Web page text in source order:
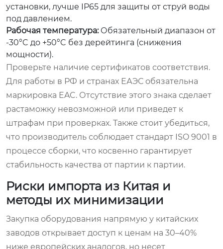
установки, лучше IP65 для защиты от струй воды
под давлением.
Рабочая температура:Обязательный диапазон от
-30°C до +50°C без дерейтинга (снижения
мощности).
Проверьте наличие сертификатов соответствия.
Для работы в РФ и странах ЕАЭС обязательна
маркировка EAC. Отсутствие этого знака сделает
растаможку невозможной или приведет к
штрафам при проверках. Также стоит убедиться,
что производитель соблюдает стандарт ISO 9001 в
процессе сборки, что косвенно гарантирует
стабильность качества от партии к партии.
Риски импорта из Китая и
методы их минимизации
Закупка оборудования напрямую у китайских
заводов открывает доступ к ценам на 30–40%
ниже европейских аналогов, но несет